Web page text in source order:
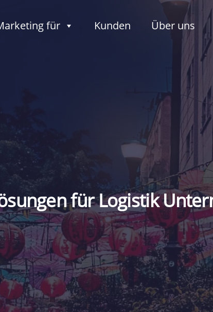
für Kunden Über uns
für Logistik